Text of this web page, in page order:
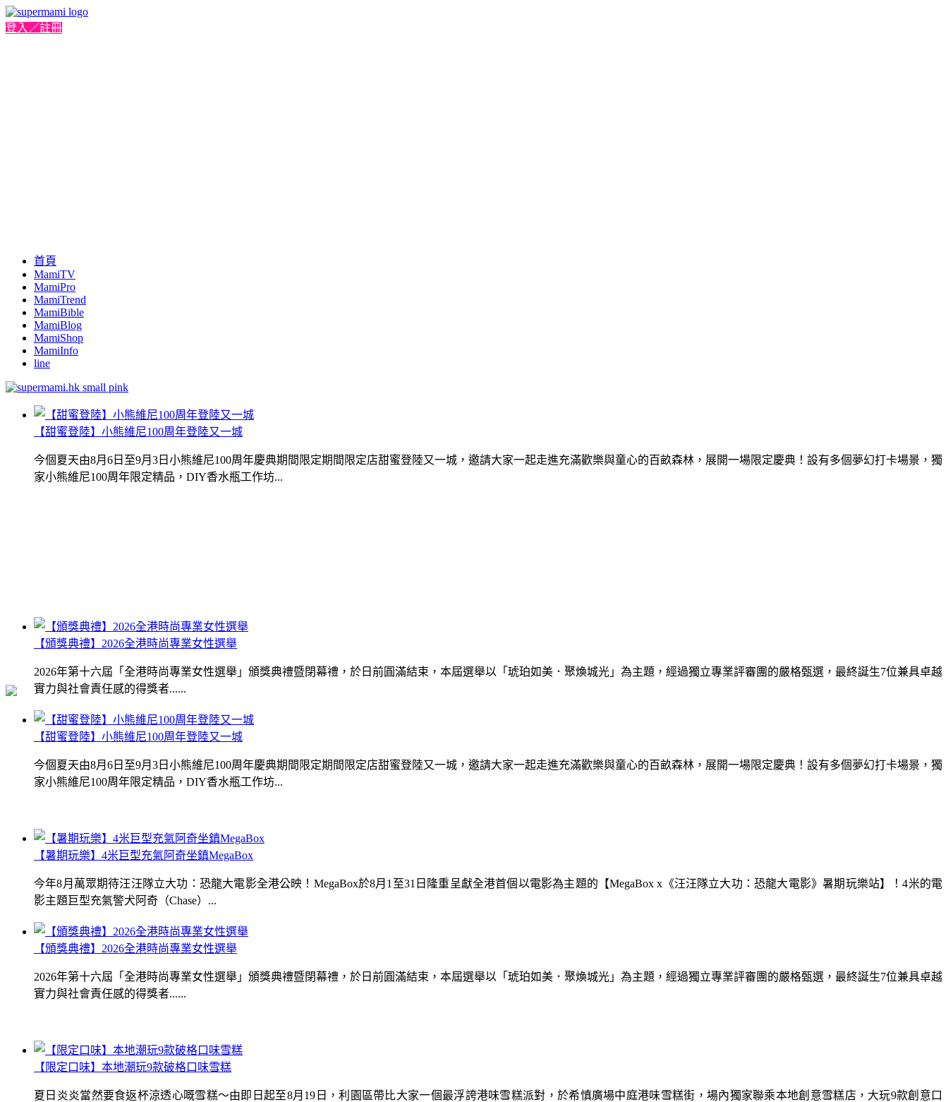
登入／註冊
首頁
MamiTV
MamiPro
MamiTrend
MamiBible
MamiBlog
MamiShop
MamiInfo
line
【甜蜜登陸】小熊維尼100周年登陸又一城
今個夏天由8月6日至9月3日小熊維尼100周年慶典期間限定期間限定店甜蜜登陸又一城，邀請大家一起走進充滿歡樂與童心的百畝森林，展開一場限定慶典！設有多個夢幻打卡場景，獨
家小熊維尼100周年限定精品，DIY香水瓶工作坊...
【頒獎典禮】2026全港時尚專業女性選舉
2026年第十六屆「全港時尚專業女性選舉」頒獎典禮暨閉幕禮，於日前圓滿結束，本屆選舉以「琥珀如美．聚煥城光」為主題，經過獨立專業評審團的嚴格甄選，最終誕生7位兼具卓越
實力與社會責任感的得獎者......
【暑期玩樂】4米巨型充氣阿奇坐鎮MegaBox
今年8月萬眾期待汪汪隊立大功：恐龍大電影全港公映！MegaBox於8月1至31日隆重呈獻全港首個以電影為主題的【MegaBox x《汪汪隊立大功：恐龍大電影》暑期玩樂站】！4米的電
影主題巨型充氣警犬阿奇（Chase）...
【限定口味】本地潮玩9款破格口味雪糕
夏日炎炎當然要食返杯涼透心嘅雪糕～由即日起至8月19日，利園區帶比大家一個最浮誇港味雪糕派對，於希慎廣場中庭港味雪糕街，場內獨家聯乘本地創意雪糕店，大玩9款創意口
【甜蜜登陸】小熊維尼100周年登陸又一城
今個夏天由8月6日至9月3日小熊維尼100周年慶典期間限定期間限定店甜蜜登陸又一城，邀請大家一起走進充滿歡樂與童心的百畝森林，展開一場限定慶典！設有多個夢幻打卡場景，獨
家小熊維尼100周年限定精品，DIY香水瓶工作坊...
【頒獎典禮】2026全港時尚專業女性選舉
2026年第十六屆「全港時尚專業女性選舉」頒獎典禮暨閉幕禮，於日前圓滿結束，本屆選舉以「琥珀如美．聚煥城光」為主題，經過獨立專業評審團的嚴格甄選，最終誕生7位兼具卓越
實力與社會責任感的得獎者......